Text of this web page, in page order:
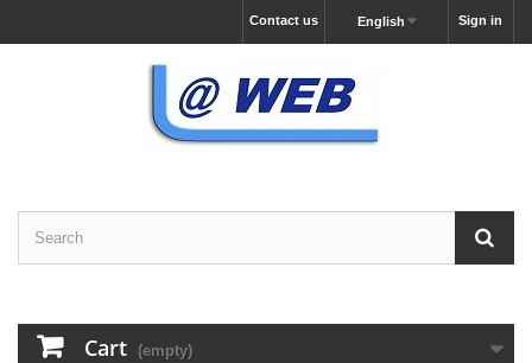
Sign in
English
Contact us
Cart (empty)